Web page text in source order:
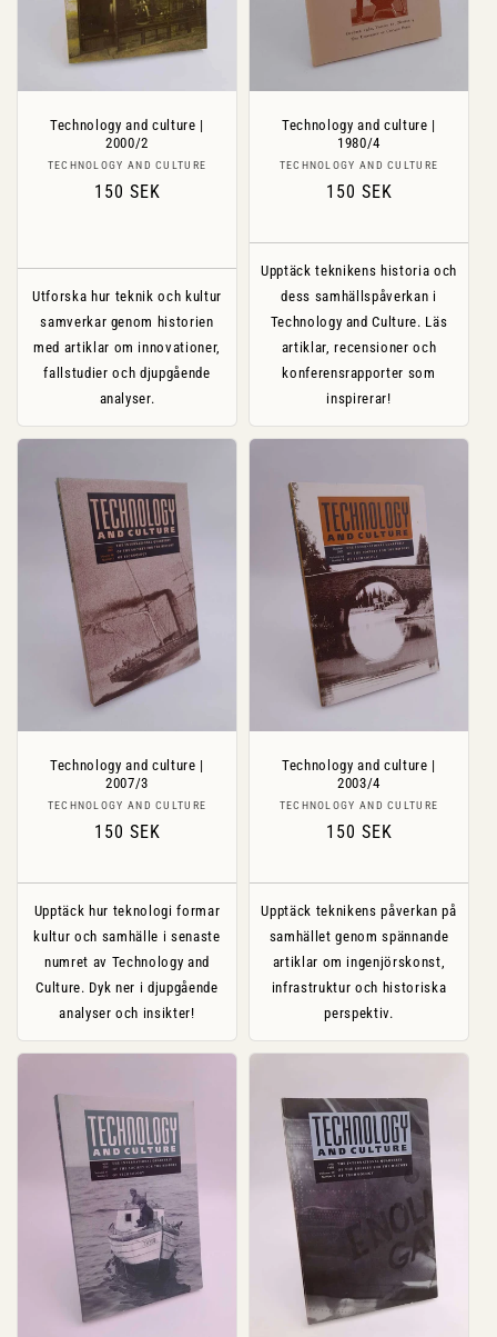
Technology and culture |
2000/2
Säljare:
TECHNOLOGY AND CULTURE
Ordinarie
150 SEK
Utforska hur teknik och kultur
samverkar genom historien
med artiklar om innovationer,
fallstudier och djupgående
analyser.
Technology and culture |
1980/4
Säljare:
TECHNOLOGY AND CULTURE
Ordinarie
150 SEK
Upptäck teknikens historia och
dess samhällspåverkan i
Technology and Culture. Läs
artiklar, recensioner och
konferensrapporter som
inspirerar!
Technology and culture |
2007/3
Säljare:
TECHNOLOGY AND CULTURE
Ordinarie
150 SEK
Upptäck hur teknologi formar
kultur och samhälle i senaste
numret av Technology and
Culture. Dyk ner i djupgående
analyser och insikter!
Technology and culture |
2003/4
Säljare:
TECHNOLOGY AND CULTURE
Ordinarie
150 SEK
Upptäck teknikens påverkan på
samhället genom spännande
artiklar om ingenjörskonst,
infrastruktur och historiska
perspektiv.